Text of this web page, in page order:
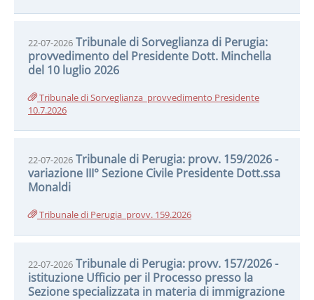
22-07-2026 Tribunale di Sorveglianza di Perugia:
provvedimento del Presidente Dott. Minchella
del 10 luglio 2026
Tribunale di Sorveglianza_provvedimento Presidente
10.7.2026
22-07-2026 Tribunale di Perugia: provv. 159/2026 -
variazione III° Sezione Civile Presidente Dott.ssa
Monaldi
Tribunale di Perugia_provv. 159.2026
22-07-2026 Tribunale di Perugia: provv. 157/2026 -
istituzione Ufficio per il Processo presso la
Sezione specializzata in materia di immigrazione